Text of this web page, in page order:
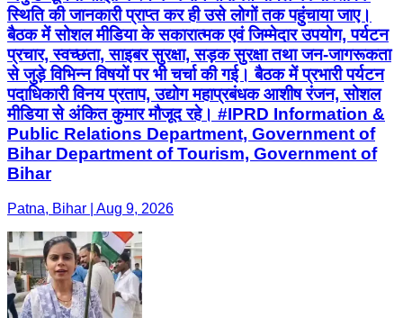
स्थिति की जानकारी प्राप्त कर ही उसे लोगों तक पहुंचाया जाए।
बैठक में सोशल मीडिया के सकारात्मक एवं जिम्मेदार उपयोग, पर्यटन
प्रचार, स्वच्छता, साइबर सुरक्षा, सड़क सुरक्षा तथा जन-जागरूकता
से जुड़े विभिन्न विषयों पर भी चर्चा की गई। बैठक में प्रभारी पर्यटन
पदाधिकारी विनय प्रताप, उद्योग महाप्रबंधक आशीष रंजन, सोशल
मीडिया से अंकित कुमार मौजूद रहे। #IPRD Information &
Public Relations Department, Government of
Bihar Department of Tourism, Government of
Bihar
Patna, Bihar | Aug 9, 2026